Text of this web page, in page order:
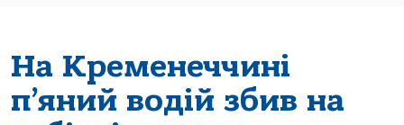
На Кременеччині
п’яний водій збив на